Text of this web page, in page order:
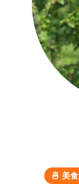
🍜 美